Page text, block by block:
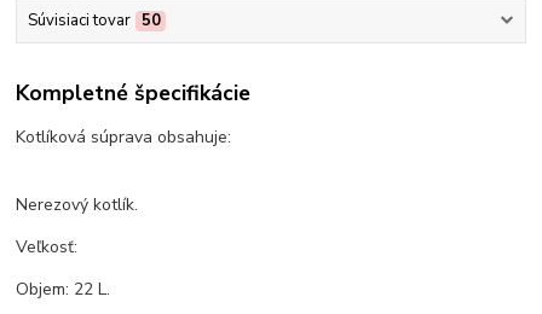
Súvisiaci tovar 50
Kompletné špecifikácie
Kotlíková súprava obsahuje:
Nerezový kotlík.
Veľkosť:
Objem: 22 L.